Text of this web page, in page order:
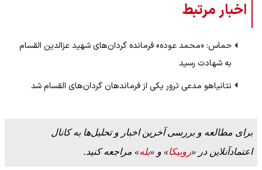
اخبار مرتبط
حماس: «محمد عوده» فرمانده گردان‌های شهید عزالدین القسام
به شهادت رسید
نتانیاهو مدعی ترور یکی از فرماندهان گردان‌های القسام شد
برای مطالعه و بررسی آخرین اخبار و تحلیل‌ها به کانال
اعتمادآنلاین در «روبیکا» و «بله» مراجعه کنید.